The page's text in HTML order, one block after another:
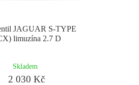
JAGUAR S-TYPE
limuzína 2.7 D
Skladem
2 030 Kč